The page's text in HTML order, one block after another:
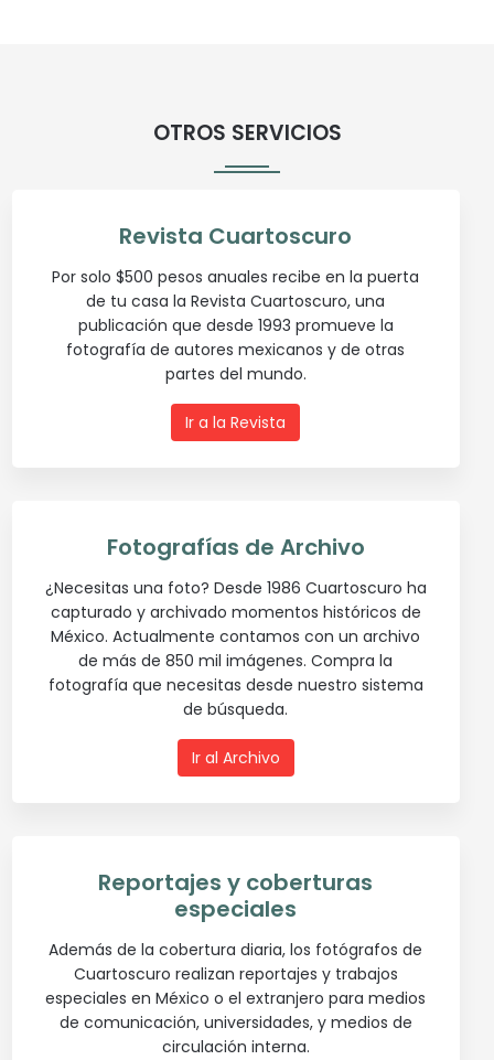
OTROS SERVICIOS
Revista Cuartoscuro
Por solo $500 pesos anuales recibe en la puerta
de tu casa la Revista Cuartoscuro, una
publicación que desde 1993 promueve la
fotografía de autores mexicanos y de otras
partes del mundo.
Ir a la Revista
Fotografías de Archivo
¿Necesitas una foto? Desde 1986 Cuartoscuro ha
capturado y archivado momentos históricos de
México. Actualmente contamos con un archivo
de más de 850 mil imágenes. Compra la
fotografía que necesitas desde nuestro sistema
de búsqueda.
Ir al Archivo
Reportajes y coberturas
especiales
Además de la cobertura diaria, los fotógrafos de
Cuartoscuro realizan reportajes y trabajos
especiales en México o el extranjero para medios
de comunicación, universidades, y medios de
circulación interna.